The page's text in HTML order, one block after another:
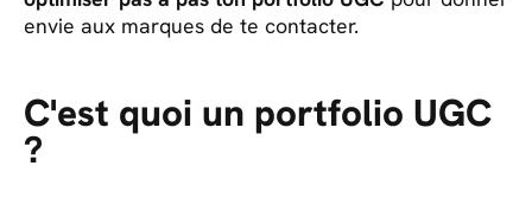
envie aux marques de te contacter.
C'est quoi un portfolio UGC
?